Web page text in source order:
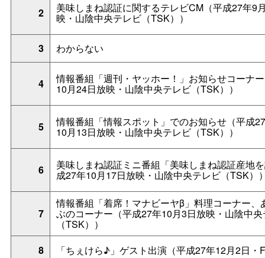
2 美味しまね認証に関するテレビCM（平成27年9
映・山陰中央テレビ（TSK））
3 わからない
4 情報番組「週刊・ヤッホー！」お知らせコーナ
10月24日放映・山陰中央テレビ（TSK））
5 情報番組「情報スポット」でのお知らせ（平成
10月13日放映・山陰中央テレビ（TSK））
6 美味しまね認証ミニ番組「美味しまね認証産地
成27年10月17日放映・山陰中央テレビ（TSK）
7
情報番組「着席！マナビーヤβ」料理コーナー、
ぶのコーナー（平成27年10月3日放映・山陰中
（TSK））
8
「ちぇけら♪」ゲスト出演（平成27年12月2日・